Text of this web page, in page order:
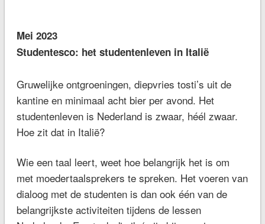
Mei 2023
Studentesco: het studentenleven in Italië
Gruwelijke ontgroeningen, diepvries tosti’s uit de
kantine en minimaal acht bier per avond. Het
studentenleven is Nederland is zwaar, héél zwaar.
Hoe zit dat in Italië?
Wie een taal leert, weet hoe belangrijk het is om
met moedertaalsprekers te spreken. Het voeren van
dialoog met de studenten is dan ook één van de
belangrijkste activiteiten tijdens de lessen